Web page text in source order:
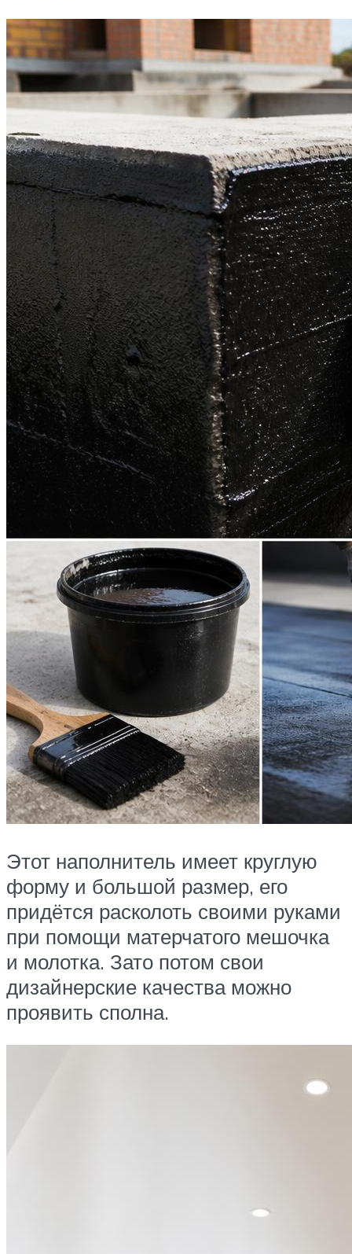
Этот наполнитель имеет круглую
форму и большой размер, его
придётся расколоть своими руками
при помощи матерчатого мешочка
и молотка. Зато потом свои
дизайнерские качества можно
проявить сполна.